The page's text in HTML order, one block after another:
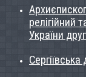
релігійний
України